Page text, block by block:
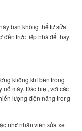
bạn không thể tự sửa
đến trực tiếp nhà để thay
không khí bên trong
nổ máy. Đặc biệt, với các
lượng điện năng trong
nhờ nhân viên sửa xe